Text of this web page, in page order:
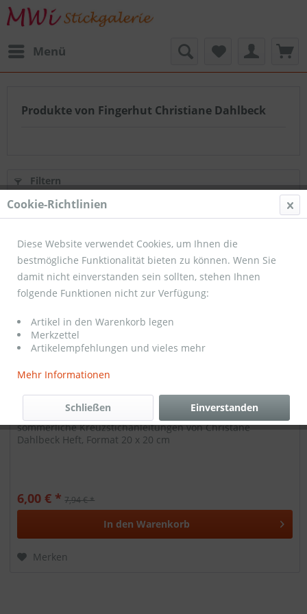
Menü
Produkte von Fingerhut Christiane Dahlbeck
Filtern
Kreuzstichheft BLUE PINK von Christiane
Dahlbeck
sommerliche Kreuzstichanleitungen von Christane
Dahlbeck Heft, Format 20 x 20 cm
6,00 € * 7,94 € *
In den Warenkorb
Merken
Cookie-Richtlinien
Diese Website verwendet Cookies, um Ihnen die
bestmögliche Funktionalität bieten zu können. Wenn Sie
damit nicht einverstanden sein sollten, stehen Ihnen
folgende Funktionen nicht zur Verfügung:
Artikel in den Warenkorb legen
Merkzettel
Artikelempfehlungen und vieles mehr
Mehr Informationen
Einverstanden
Schließen